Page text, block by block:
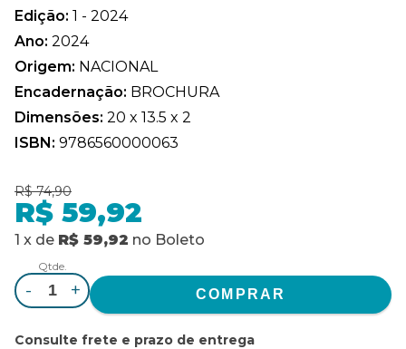
Edição: 1 - 2024
Ano: 2024
Origem: NACIONAL
Encadernação: BROCHURA
Dimensões: 20 x 13.5 x 2
ISBN: 9786560000063
R$ 74,90
R$ 59,92
1 x de R$ 59,92 no Boleto
Qtde.
- +
Consulte frete e prazo de entrega